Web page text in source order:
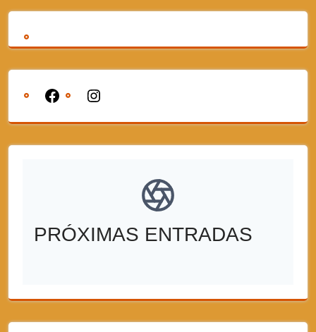
PRÓXIMAS ENTRADAS